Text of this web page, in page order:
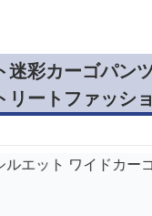
迷彩カーゴパン
リートファッシ